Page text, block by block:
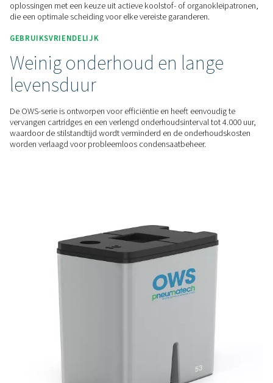
De OWS 25-5300-serie maakt gebruik van geavanceerde
om schoner afvalwater te bereiken en te voldoen aan zelfs
milieunormen met olieniveaus tot 5 ppm.
FLEXIBEL ONTWERP
Flexibiliteit voor alle
emulsies
GEBRUIKSVRIENDELIJK
Weinig onderhoud en
levensduur
De OWS-serie is ontworpen voor efficiëntie en heeft
vervangen cartridges en een verlengd onderhoudsinterval
waardoor de stilstandtijd wordt verminderd en de
worden verlaagd voor probleemloos condensaatbeheer.